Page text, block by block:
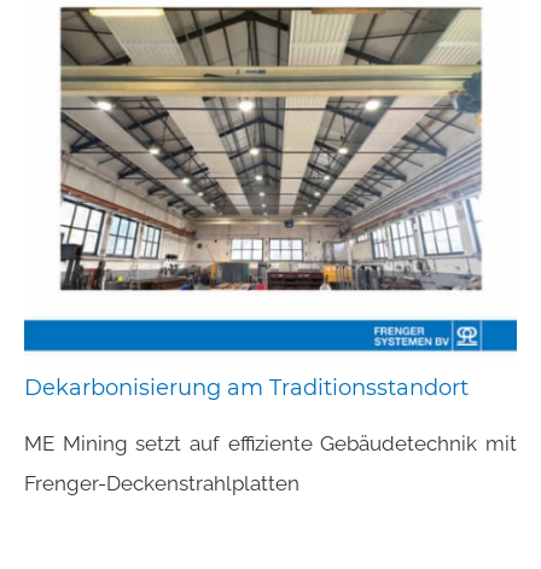
Dekarbonisierung am Traditionsstandort
ME Mining setzt auf effiziente Gebäudetechnik mit
Frenger-Deckenstrahlplatten